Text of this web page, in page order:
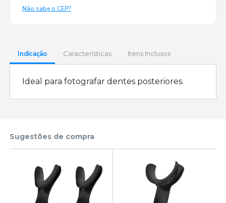
Não sabe o CEP?
Indicação Características Itens Inclusos
Ideal para fotografar dentes posteriores.
Sugestões de compra